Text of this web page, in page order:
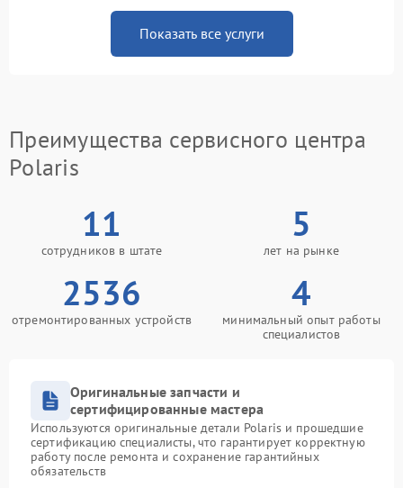
Показать все услуги
Преимущества сервисного центра
Polaris
11
сотрудников в штате
5
лет на рынке
2536
отремонтированных устройств
4
минимальный опыт работы
специалистов
Оригинальные запчасти и
сертифицированные мастера
Используются оригинальные детали Polaris и прошедшие
сертификацию специалисты, что гарантирует корректную
работу после ремонта и сохранение гарантийных
обязательств